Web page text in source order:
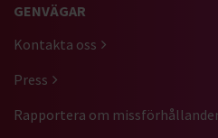
GENVÄGAR
Kontakta oss
Press
Rapportera om